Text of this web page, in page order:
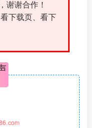
谢谢合作！
下载页、看下